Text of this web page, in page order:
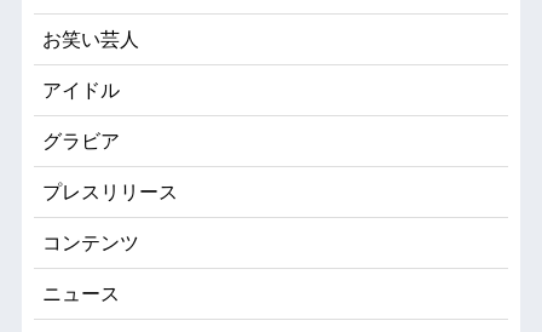
お笑い芸人
アイドル
グラビア
プレスリリース
コンテンツ
ニュース